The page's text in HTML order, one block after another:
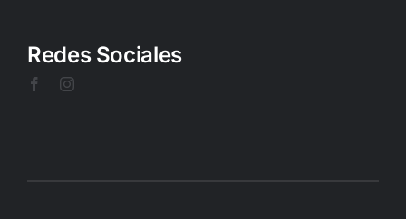
Redes Sociales